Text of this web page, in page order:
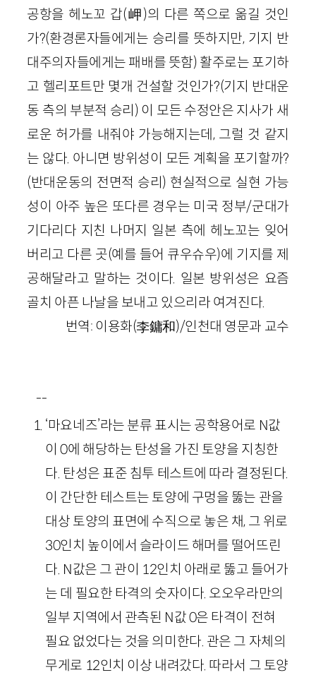
공항을 헤노꼬 갑(岬)의 다른 쪽으로 옮길 것인
가?(환경론자들에게는 승리를 뜻하지만, 기지 반
대주의자들에게는 패배를 뜻함) 활주로는 포기하
고 헬리포트만 몇개 건설할 것인가?(기지 반대운
동 측의 부분적 승리) 이 모든 수정안은 지사가 새
로운 허가를 내줘야 가능해지는데, 그럴 것 같지
는 않다. 아니면 방위성이 모든 계획을 포기할까?
(반대운동의 전면적 승리) 현실적으로 실현 가능
성이 아주 높은 또다른 경우는 미국 정부/군대가
기다리다 지친 나머지 일본 측에 헤노꼬는 잊어
버리고 다른 곳(예를 들어 큐우슈우)에 기지를 제
공해달라고 말하는 것이다. 일본 방위성은 요즘
골치 아픈 나날을 보내고 있으리라 여겨진다.
번역: 이용화(李鏞和)/인천대 영문과 교수
--
‘마요네즈’라는 분류 표시는 공학용어로 N값
이 0에 해당하는 탄성을 가진 토양을 지칭한
다. 탄성은 표준 침투 테스트에 따라 결정된다.
이 간단한 테스트는 토양에 구멍을 뚫는 관을
대상 토양의 표면에 수직으로 놓은 채, 그 위로
30인치 높이에서 슬라이드 해머를 떨어뜨린
다. N값은 그 관이 12인치 아래로 뚫고 들어가
는 데 필요한 타격의 숫자이다. 오오우라만의
일부 지역에서 관측된 N값 0은 타격이 전혀
필요 없었다는 것을 의미한다. 관은 그 자체의
무게로 12인치 이상 내려갔다. 따라서 그 토양